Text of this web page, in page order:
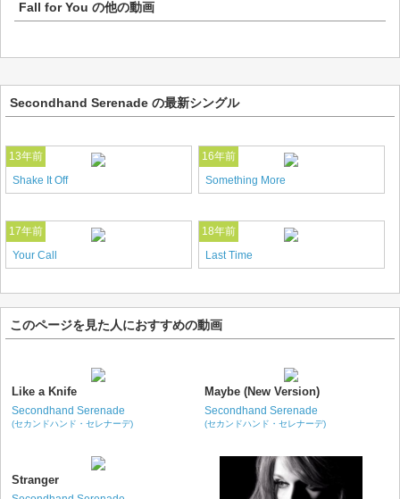
Fall for You の他の動画
Secondhand Serenade の最新シングル
13年前
Shake It Off
16年前
Something More
17年前
Your Call
18年前
Last Time
このページを見た人におすすめの動画
Like a Knife
Secondhand Serenade
(セカンドハンド・セレナーデ)
Maybe (New Version)
Secondhand Serenade
(セカンドハンド・セレナーデ)
Stranger